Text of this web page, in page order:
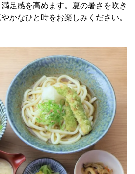
足感を高めます。夏の暑さを吹き
かなひと時をお楽しみください。